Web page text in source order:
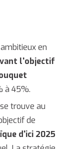
en
l'objectif
à 45%.
trouve au
de
d'ici 2025